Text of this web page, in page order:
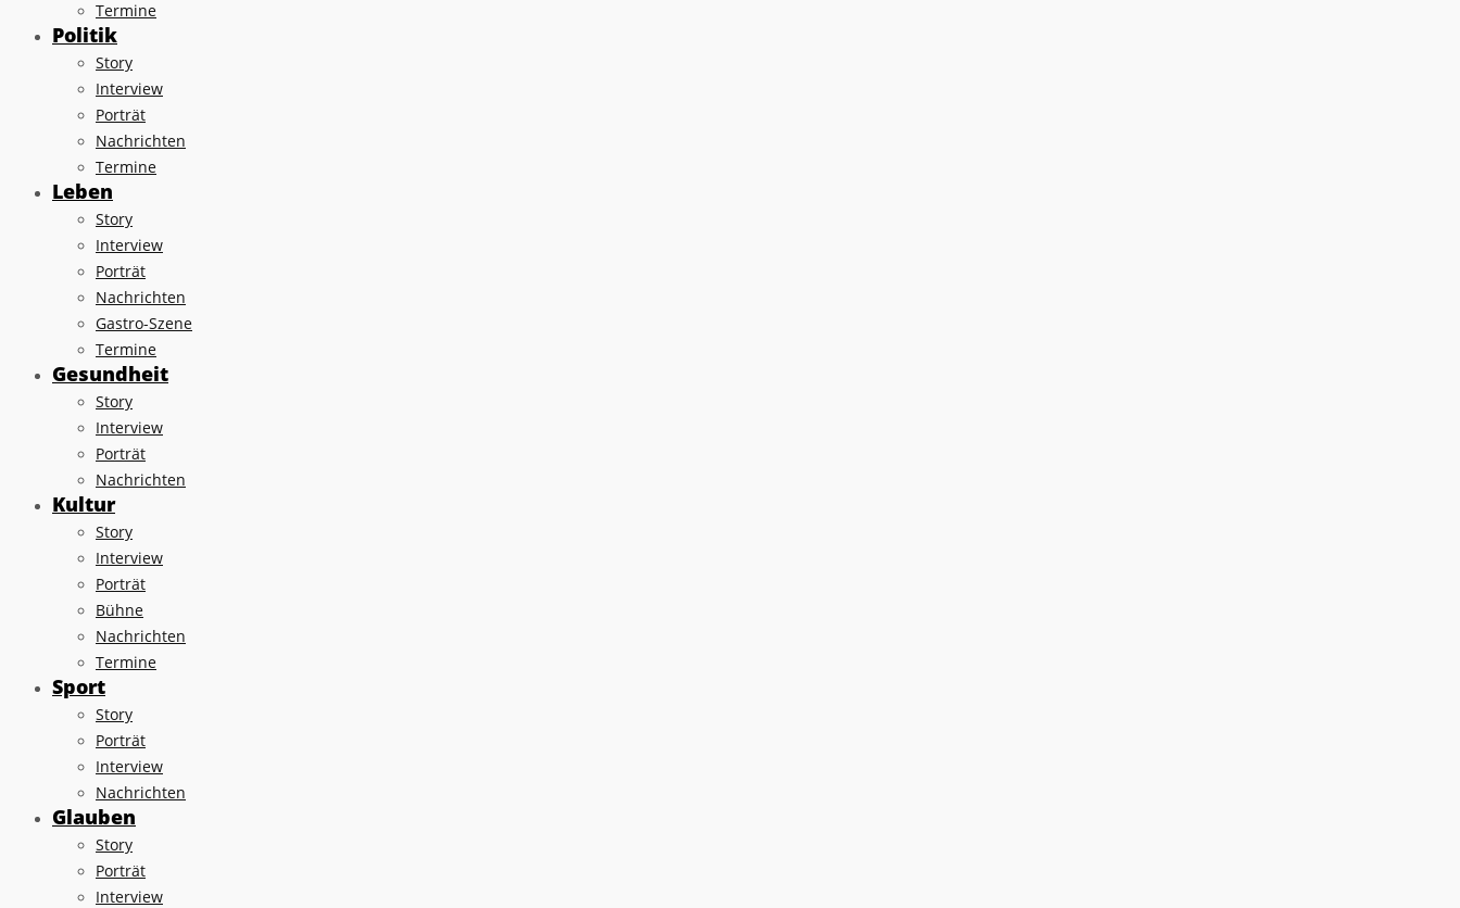
Termine
Politik
Story
Interview
Porträt
Nachrichten
Termine
Leben
Story
Interview
Porträt
Nachrichten
Gastro-Szene
Termine
Gesundheit
Story
Interview
Porträt
Nachrichten
Kultur
Story
Interview
Porträt
Bühne
Nachrichten
Termine
Sport
Story
Porträt
Interview
Nachrichten
Glauben
Story
Porträt
Interview